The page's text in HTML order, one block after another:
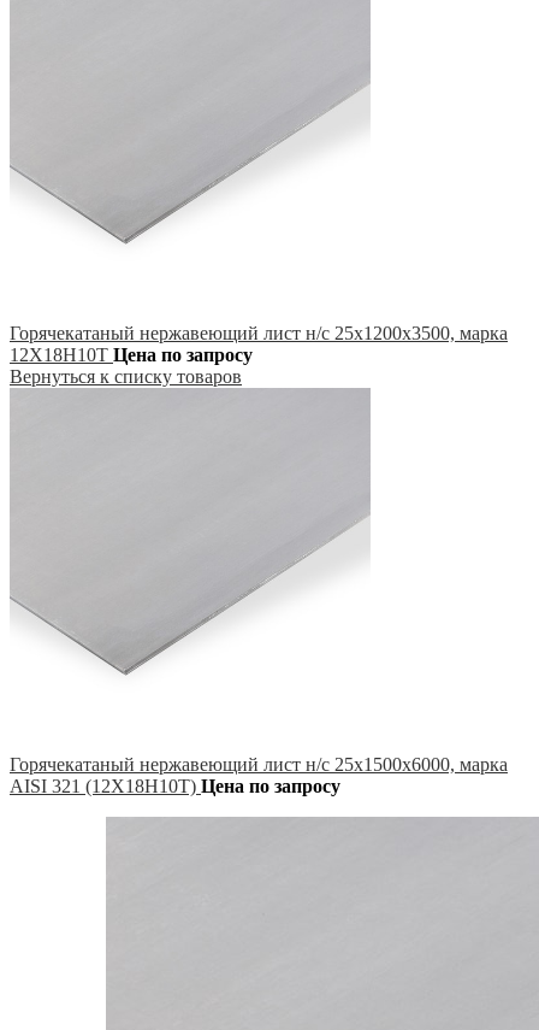
Горячекатаный нержавеющий лист н/с 25х1200х3500, марка
12Х18Н10Т Цена по запросу
Вернуться к списку товаров
Горячекатаный нержавеющий лист н/с 25х1500х6000, марка
AISI 321 (12Х18Н10Т) Цена по запросу